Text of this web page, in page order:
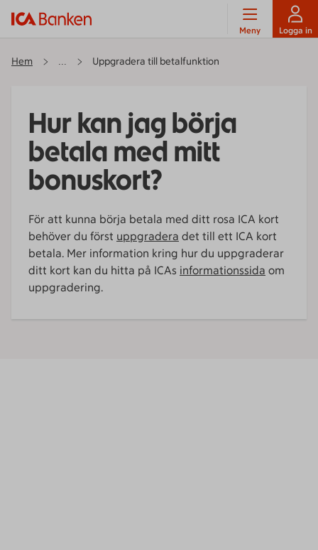
Meny Logga in
Hem ... Uppgradera till betalfunktion
Hur kan jag börja
betala med mitt
bonuskort?
För att kunna börja betala med ditt rosa ICA kort
behöver du först uppgradera det till ett ICA kort
betala. Mer information kring hur du uppgraderar
ditt kort kan du hitta på ICAs informationssida om
uppgradering.